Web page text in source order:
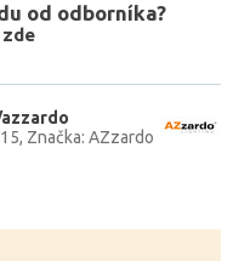
od odborníka?
Značka: AZzardo